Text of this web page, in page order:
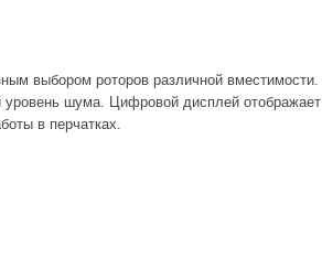
выбором роторов различной вместимости.
шума. Цифровой дисплей отображает
в перчатках.